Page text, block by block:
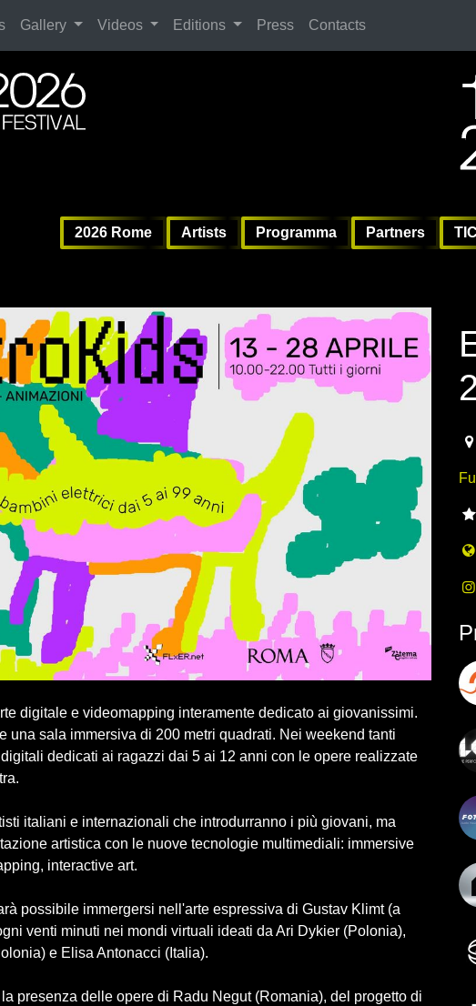
Gallery Videos Editions Press Contacts
2026 Rome
Artists Programma Partners
digitale e videomapping interamente dedicato ai giovanissimi.
una sala immersiva di 200 metri quadrati. Nei weekend tanti
dedicati ai ragazzi dai 5 ai 12 anni con le opere realizzate
italiani e internazionali che introdurranno i più giovani, ma
artistica con le nuove tecnologie multimediali: immersive
interactive art.
possibile immergersi nell'arte espressiva di Gustav Klimt (a
venti minuti nei mondi virtuali ideati da Ari Dykier (Polonia),
e Elisa Antonacci (Italia).
presenza delle opere di Radu Negut (Romania), del progetto di